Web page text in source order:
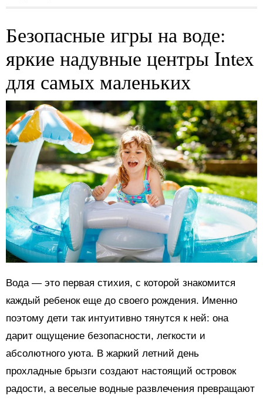
Безопасные игры на воде:
яркие надувные центры Intex
для самых маленьких
Вода — это первая стихия, с которой знакомится
каждый ребенок еще до своего рождения. Именно
поэтому дети так интуитивно тянутся к ней: она
дарит ощущение безопасности, легкости и
абсолютного уюта. В жаркий летний день
прохладные брызги создают настоящий островок
радости, а веселые водные развлечения превращают